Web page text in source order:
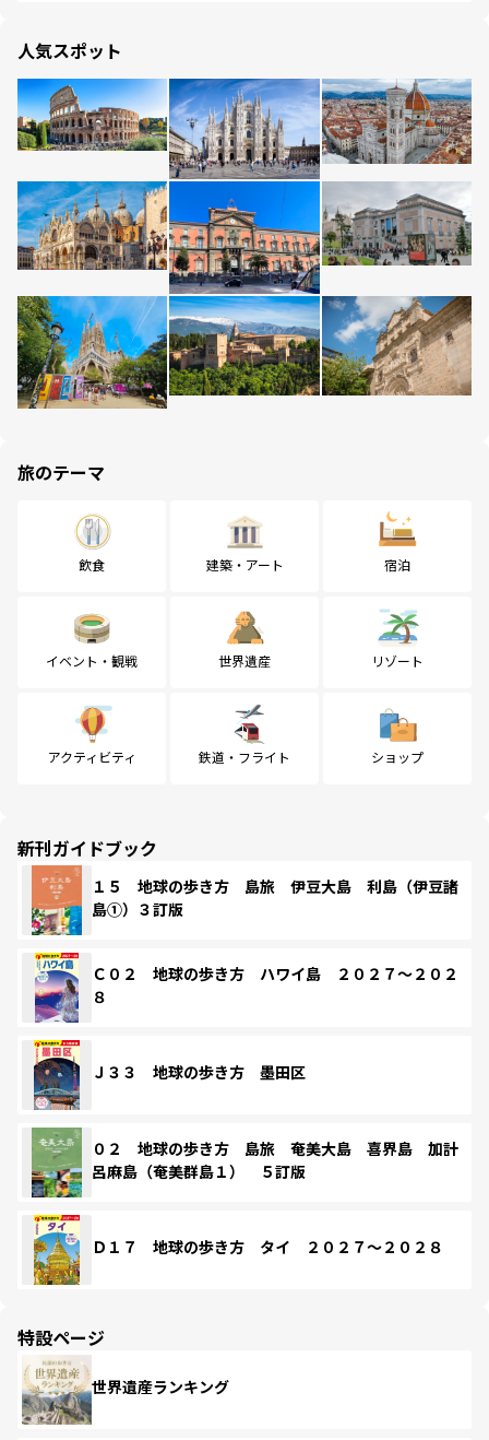
人気スポット
旅のテーマ
飲食 建築・アート 宿泊
イベント・観戦 世界遺産 リゾート
アクティビティ 鉄道・フライト ショップ
新刊ガイドブック
１５ 地球の歩き方 島旅 伊豆大島 利島（伊豆諸
島①）３訂版
Ｃ０２ 地球の歩き方 ハワイ島 ２０２７～２０２
８
Ｊ３３ 地球の歩き方 墨田区
０２ 地球の歩き方 島旅 奄美大島 喜界島 加計
呂麻島（奄美群島１） ５訂版
Ｄ１７ 地球の歩き方 タイ ２０２７～２０２８
特設ページ
世界遺産ランキング